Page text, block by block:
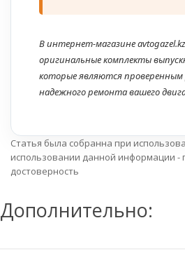
В интернет-магазине
оригинальные комплекты
которые являются
надежного ремонта вашего
Статья была собранна при
использовании данной информации -
достоверность
Дополнительно: